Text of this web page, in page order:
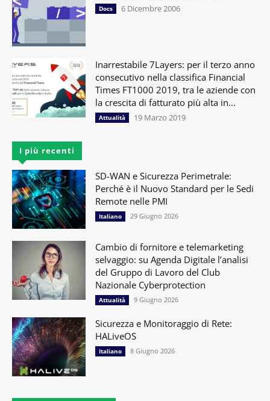
Docs 6 Dicembre 2006
Inarrestabile 7Layers: per il terzo anno
consecutivo nella classifica Financial
Times FT1000 2019, tra le aziende con
la crescita di fatturato più alta in...
Attualità 19 Marzo 2019
I più recenti
SD-WAN e Sicurezza Perimetrale:
Perché è il Nuovo Standard per le Sedi
Remote nelle PMI
Italiano 29 Giugno 2026
Cambio di fornitore e telemarketing
selvaggio: su Agenda Digitale l’analisi
del Gruppo di Lavoro del Club
Nazionale Cyberprotection
Attualità 9 Giugno 2026
Sicurezza e Monitoraggio di Rete:
HALiveOS
Italiano 8 Giugno 2026